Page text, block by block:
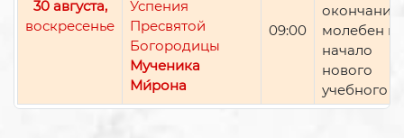
30 августа,
воскресенье
Успения
Пресвятой
Богородицы
Мученика
Ми́рона
09:00
окончании
молебен
начало
нового
учебного